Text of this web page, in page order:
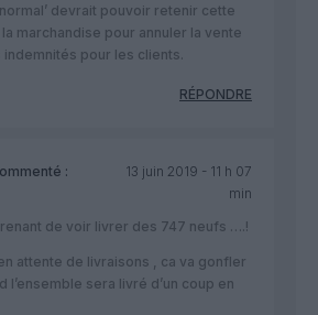
devrait pouvoir retenir cette
marchandise pour annuler la vente
pour les clients.
RÉPONDRE
:
13 juin 2019 - 11 h 07
min
de voir livrer des 747 neufs ….!
attente de livraisons , ca va gonfler
l’ensemble sera livré d’un coup en